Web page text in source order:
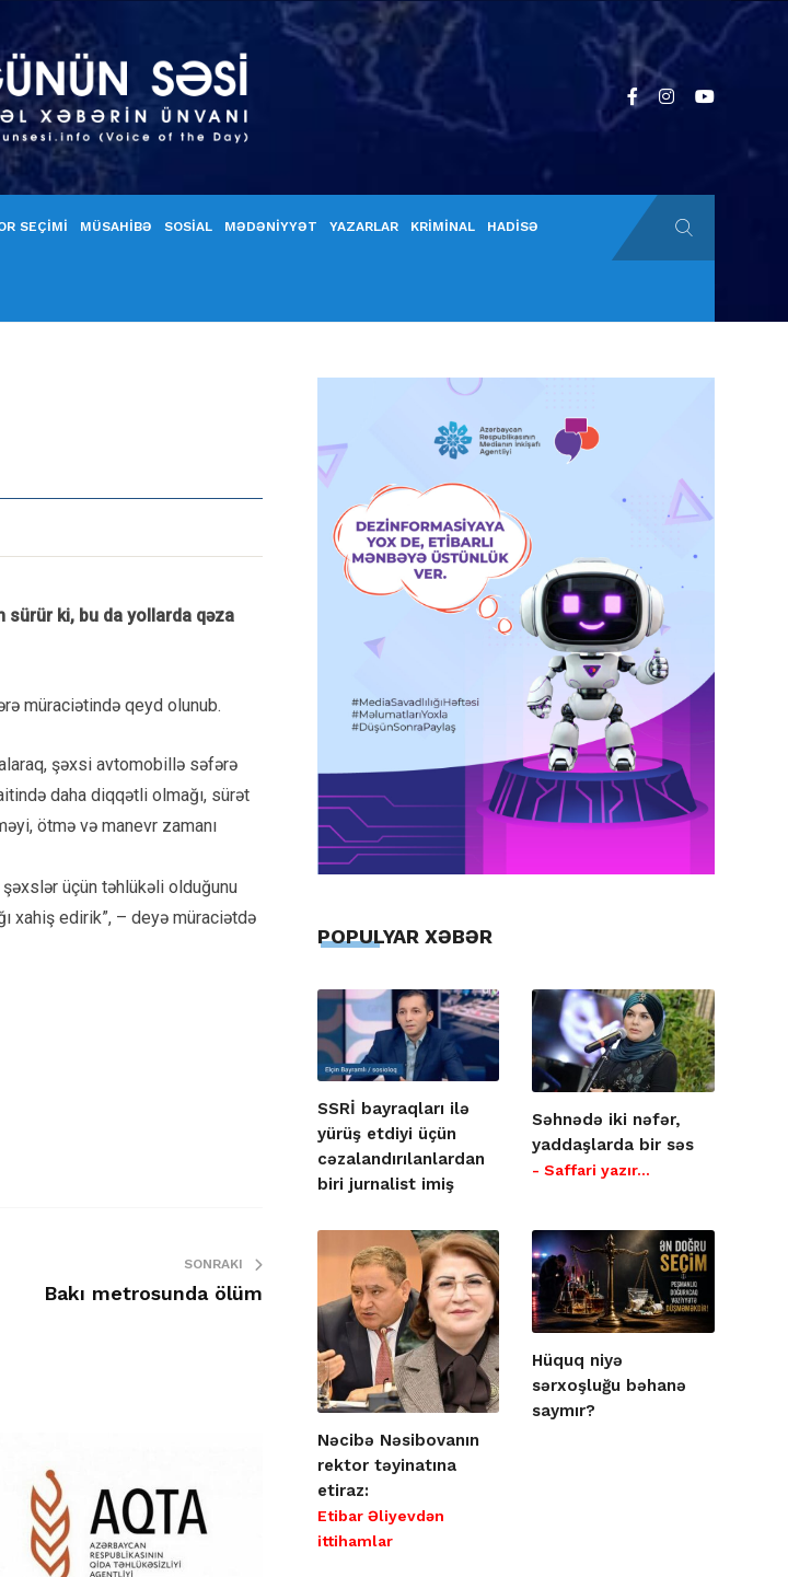
SEÇİMİ MÜSAHİBƏ SOSİAL MƏDƏNİYYƏT YAZARLAR KRİMİNAL HADİSƏ
sürür ki, bu da yollarda qəza
müraciətində qeyd olunub.
şəxsi avtomobillə səfərə
daha diqqətli olmağı, sürət
ötmə və manevr zamanı
şəxslər üçün təhlükəli olduğunu
xahiş edirik”, – deyə müraciətdə
SONRAKI
Bakı metrosunda ölüm
POPULYAR XƏBƏR
SSRİ bayraqları ilə
yürüş etdiyi üçün
cəzalandırılanlardan
biri jurnalist imiş
Səhnədə iki nəfər,
yaddaşlarda bir səs
- Saffari yazır…
Nəcibə Nəsibovanın
rektor təyinatına
etiraz:
Etibar Əliyevdən
ittihamlar
Hüquq niyə
sərxoşluğu bəhanə
saymır?